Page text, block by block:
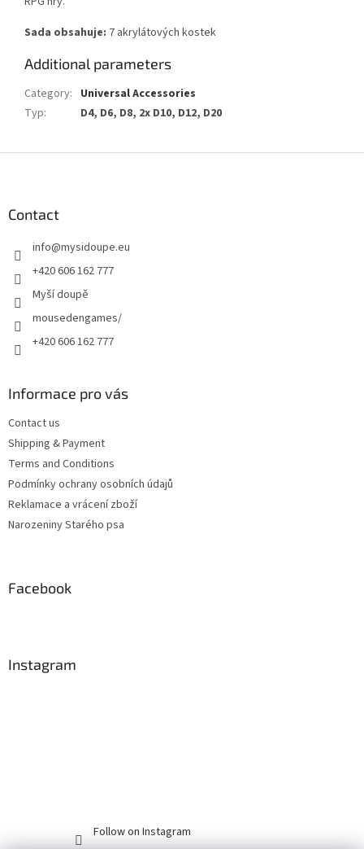
Sada obsahuje: 7 akrylátových kostek
Additional parameters
Category: Universal Accessories
Typ: D4, D6, D8, 2x D10, D12, D20
Contact
info@mysidoupe.eu
+420 606 162 777
Myší doupě
mousedengames/
+420 606 162 777
Informace pro vás
Contact us
Shipping & Payment
Terms and Conditions
Podmínky ochrany osobních údajů
Reklamace a vrácení zboží
Narozeniny Starého psa
Facebook
Instagram
Follow on Instagram